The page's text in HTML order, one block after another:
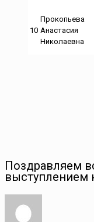
10
Прокопьева
Анастасия
Николаевна
Поздравляем
выступлением